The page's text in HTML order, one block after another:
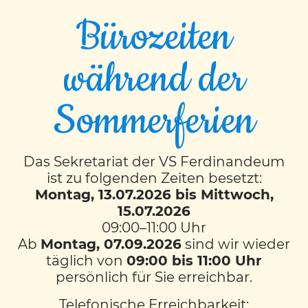
Es herbstelt in der 4S
Vor den Herbstferien wurde in der 4S noch
fleißig gearbeitet. Passend zum
regnerischen Wetter gestalteten die Kinder
wahre Kunstwerke.
Als Glücksbringer für die bevorstehenden
Schularbeiten nähten die Kinder kleine
Eulen, passend zur Herbst- bzw.
Bürozeiten
während der
Sommerferien
Das Sekretariat der VS Ferdinandeum
ist zu folgenden Zeiten besetzt:
Montag, 13.07.2026 bis Mittwoch,
15.07.2026
09:00–11:00 Uhr
Ab Montag, 07.09.2026 sind wir wieder
täglich von 09:00 bis 11:00 Uhr
persönlich für Sie erreichbar.
Telefonische Erreichbarkeit: